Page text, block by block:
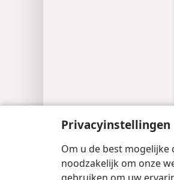
Privacyinstellingen
Om u de best
noodzakelijk om onze
Copyright ©